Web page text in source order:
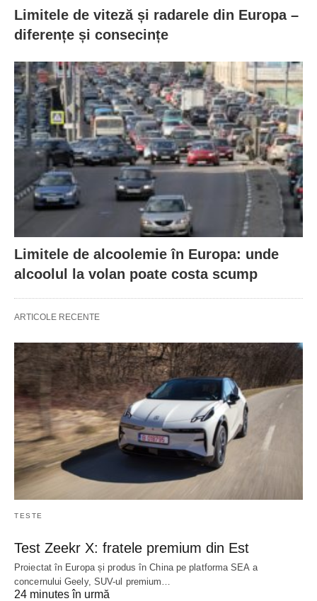
Limitele de viteză și radarele din Europa –
diferențe și consecințe
Limitele de alcoolemie în Europa: unde
alcoolul la volan poate costa scump
ARTICOLE RECENTE
TESTE
Test Zeekr X: fratele premium din Est
Proiectat în Europa și produs în China pe platforma SEA a
concernului Geely, SUV-ul premium…
24 minutes în urmă